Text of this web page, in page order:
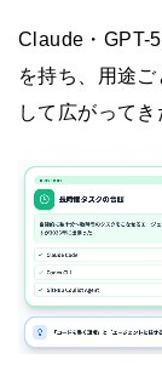
Claude・GPT-
を持ち、用途
して広がって